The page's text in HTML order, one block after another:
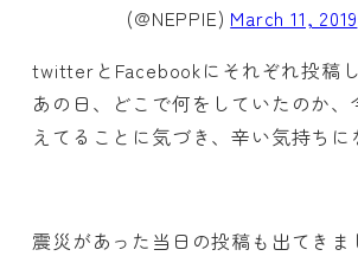
(@NEPPIE) March 11, 2019
twitterとFacebookにそれぞれ投稿し
あの日、どこで何をしていたのか
えてることに気づき、辛い気持ちに
震災があった当日の投稿も出てきま